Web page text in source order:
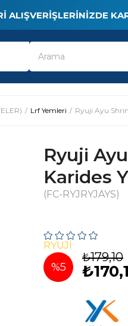
ALIŞVERIŞLERINIZDE
Lrf Yemleri Ryuji Ayu
Ryuji
Karides
(FC-RYJRYJAYS)
RYUJI
%5
₺179,10